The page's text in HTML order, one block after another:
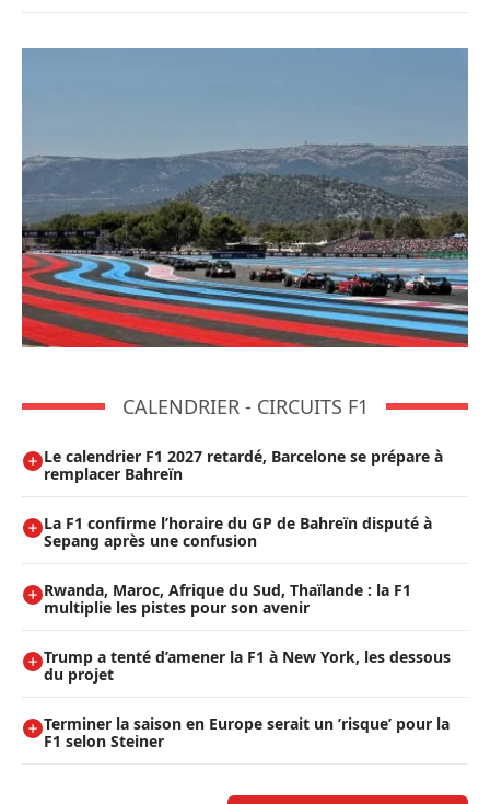
CALENDRIER - CIRCUITS F1
Le calendrier F1 2027 retardé, Barcelone se prépare à
remplacer Bahreïn
La F1 confirme l’horaire du GP de Bahreïn disputé à
Sepang après une confusion
Rwanda, Maroc, Afrique du Sud, Thaïlande : la F1
multiplie les pistes pour son avenir
Trump a tenté d’amener la F1 à New York, les dessous
du projet
Terminer la saison en Europe serait un ’risque’ pour la
F1 selon Steiner